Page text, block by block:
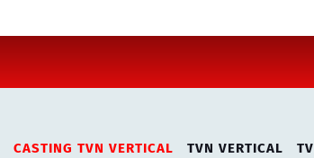
CASTING TVN VERTICAL TVN VERTICAL